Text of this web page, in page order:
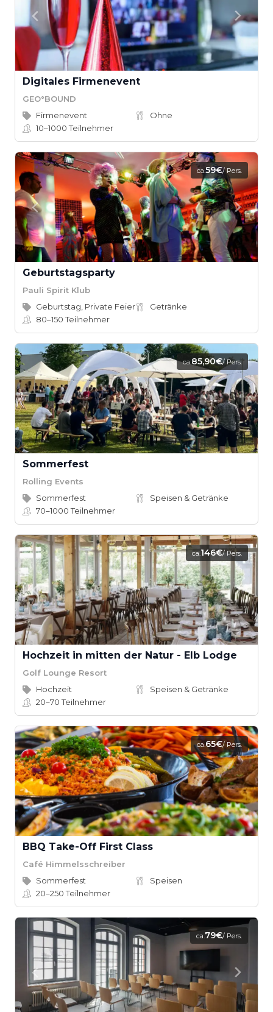
Digitales Firmenevent
GEO°BOUND
Firmenevent
Ohne
10–1000Teilnehmer
ca.59€/ Pers.
Geburtstagsparty
Pauli Spirit Klub
Geburtstag, Private Feier
Getränke
80–150Teilnehmer
ca.85,90€/ Pers.
Sommerfest
Rolling Events
Sommerfest
Speisen & Getränke
70–1000Teilnehmer
ca.146€/ Pers.
Hochzeit in mitten der Natur - Elb Lodge
Golf Lounge Resort
Hochzeit
Speisen & Getränke
20–70Teilnehmer
ca.65€/ Pers.
BBQ Take-Off First Class
Café Himmelsschreiber
Sommerfest
Speisen
20–250Teilnehmer
ca.79€/ Pers.